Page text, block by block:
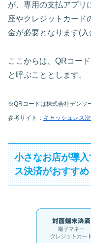
が、専用の支払アプリ
座やクレジットカード
金が必要となります(入
ここからは、QRコー
と呼ぶこととします。
※QRコードは株式会社デンソ
参考サイト： キャッシュレス決
小さなお店が導
ス決済がおすすめ